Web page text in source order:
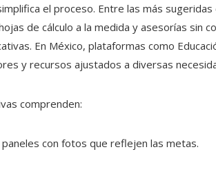
el proceso. Entre las más
de cálculo a la medida y asesorías sin
En México, plataformas como
y recursos ajustados a diversas
comprenden:
con fotos que reflejen las metas.